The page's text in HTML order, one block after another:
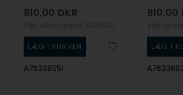
810,00 DKR
A76338S5I
810,00